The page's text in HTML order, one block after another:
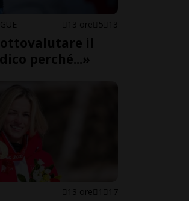
13 ore 5 13
il
perché...»
13 ore 1 17